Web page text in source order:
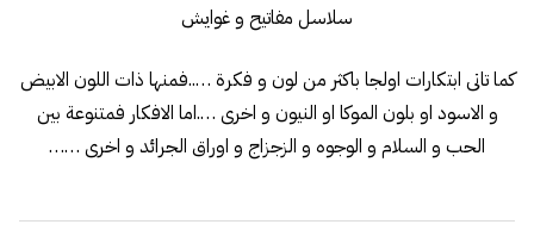
سلاسل مفاتيح و غوايش
كما تاتى ابتكارات اولجا باكثر من لون و فكرة …..فمنها ذات اللون الابيض
و الاسود او بلون الموكا او النيون و اخرى ….اما الافكار فمتنوعة بين
الحب و السلام و الوجوه و الزجزاج و اوراق الجرائد و اخرى ……